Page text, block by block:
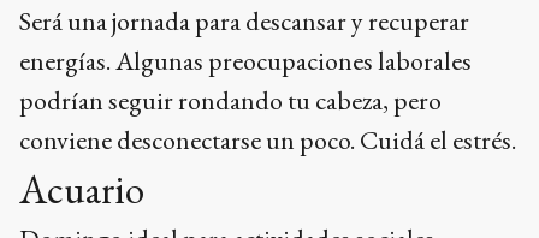
Será una jornada para descansar y recuperar
energías. Algunas preocupaciones laborales
podrían seguir rondando tu cabeza, pero
conviene desconectarse un poco. Cuidá el estrés.
Acuario